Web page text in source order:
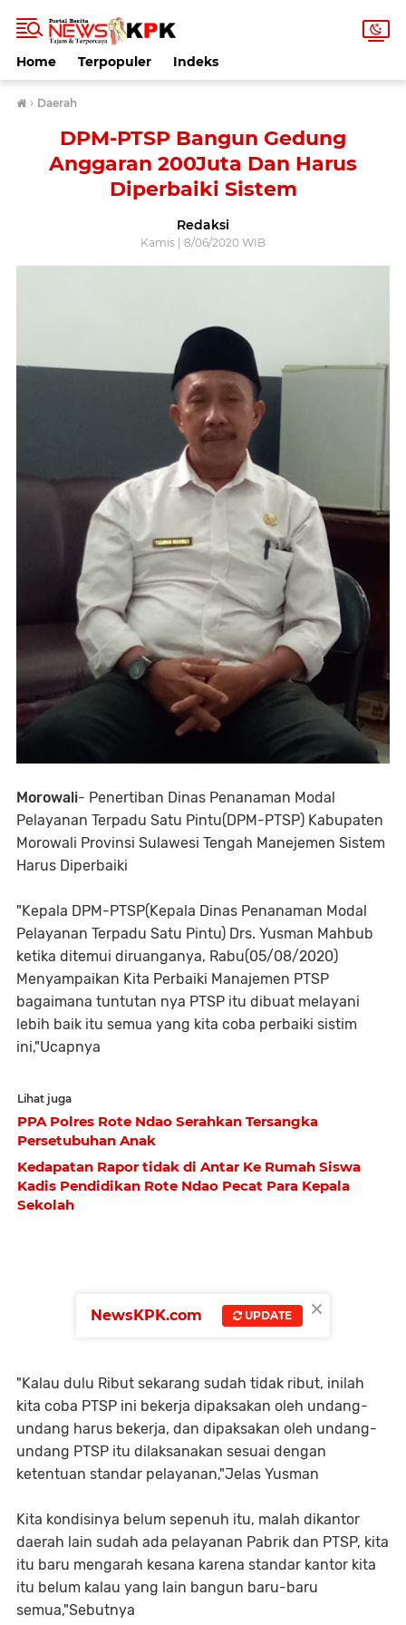
Home Terpopuler Indeks
› Daerah
DPM-PTSP Bangun Gedung
Anggaran 200Juta Dan Harus
Diperbaiki Sistem
Redaksi
Kamis | 8/06/2020 WIB
Morowali- Penertiban Dinas Penanaman Modal
Pelayanan Terpadu Satu Pintu(DPM-PTSP) Kabupaten
Morowali Provinsi Sulawesi Tengah Manejemen Sistem
Harus Diperbaiki
"Kepala DPM-PTSP(Kepala Dinas Penanaman Modal
Pelayanan Terpadu Satu Pintu) Drs. Yusman Mahbub
ketika ditemui diruanganya, Rabu(05/08/2020)
Menyampaikan Kita Perbaiki Manajemen PTSP
bagaimana tuntutan nya PTSP itu dibuat melayani
lebih baik itu semua yang kita coba perbaiki sistim
ini,"Ucapnya
Lihat juga
PPA Polres Rote Ndao Serahkan Tersangka
Persetubuhan Anak
Kedapatan Rapor tidak di Antar Ke Rumah Siswa
Kadis Pendidikan Rote Ndao Pecat Para Kepala
Sekolah
"Kalau dulu Ribut sekarang sudah tidak ribut, inilah
kita coba PTSP ini bekerja dipaksakan oleh undang-
undang harus bekerja, dan dipaksakan oleh undang-
undang PTSP itu dilaksanakan sesuai dengan
ketentuan standar pelayanan,"Jelas Yusman
Kita kondisinya belum sepenuh itu, malah dikantor
daerah lain sudah ada pelayanan Pabrik dan PTSP, kita
itu baru mengarah kesana karena standar kantor kita
itu belum kalau yang lain bangun baru-baru
semua,"Sebutnya
×
NewsKPK.com UPDATE